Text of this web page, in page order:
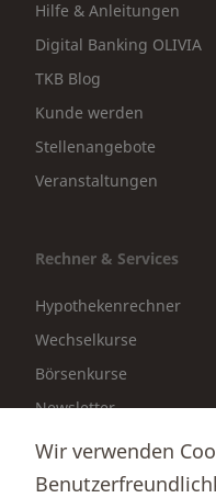
Hilfe & Anleitungen
Digital Banking OLIVIA
TKB Blog
Kunde werden
Stellenangebote
Veranstaltungen
Rechner & Services
Hypothekenrechner
Wechselkurse
Börsenkurse
Newsletter
Medienmitteilungen
Formulare & Downloads
Wir verwenden